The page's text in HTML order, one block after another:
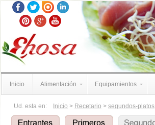
Inicio Alimentación Equipamientos
Ud. esta en: Inicio > Recetario > segundos-platos